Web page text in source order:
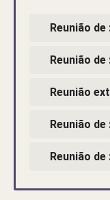
Reunião de
Reunião de
Reunião
Reunião de
Reunião de